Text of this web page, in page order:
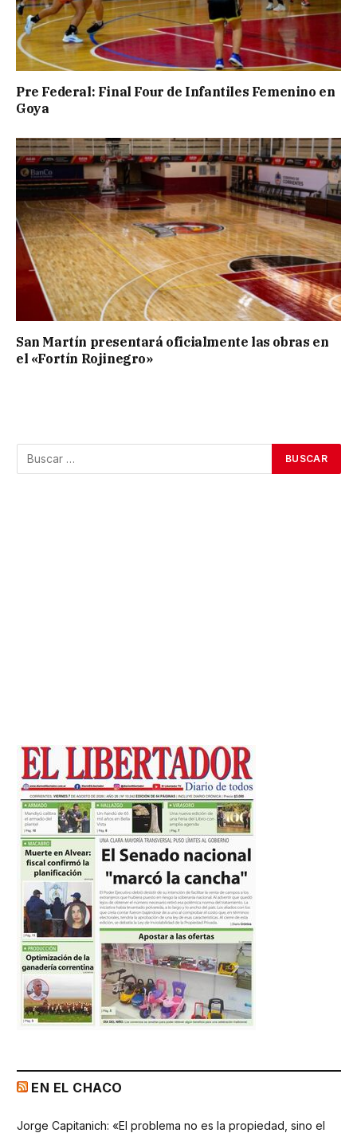
Pre Federal: Final Four de Infantiles Femenino en
Goya
San Martín presentará oficialmente las obras en
el «Fortín Rojinegro»
EN EL CHACO
Jorge Capitanich: «El problema no es la propiedad, sino el